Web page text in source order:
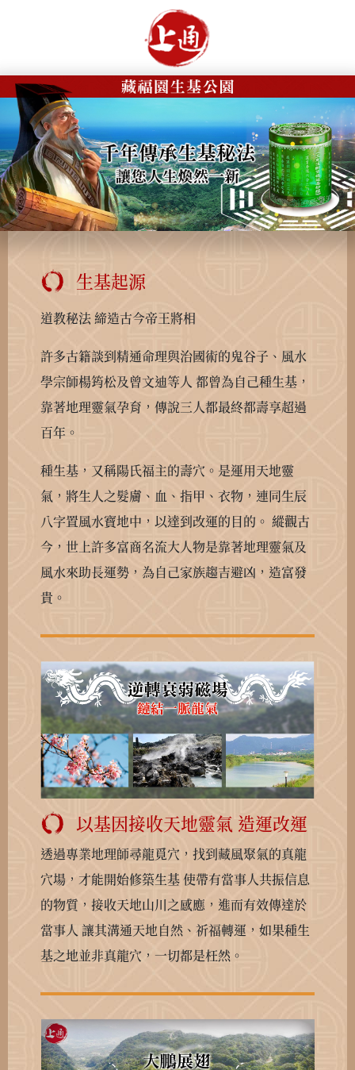
生基起源
道教秘法 締造古今帝王將相
許多古籍談到精通命理與治國術的鬼谷子、風水
學宗師楊筠松及曾文迪等人 都曾為自己種生基，
靠著地理靈氣孕育，傳說三人都最終都壽享超過
百年。
種生基，又稱陽氏福主的壽穴。是運用天地靈
氣，將生人之髮膚、血、指甲、衣物，連同生辰
八字置風水寶地中，以達到改運的目的。 縱觀古
今，世上許多富商名流大人物是靠著地理靈氣及
風水來助長運勢，為自己家族趨吉避凶，造富發
貴。
以基因接收天地靈氣 造運改運
透過專業地理師尋龍覓穴，找到藏風聚氣的真龍
穴場，才能開始修築生基使帶有當事人共振信息
的物質，接收天地山川之感應，進而有效傳達於
當事人 讓其溝通天地自然、祈福轉運，如果種生
基之地並非真龍穴，一切都是枉然。